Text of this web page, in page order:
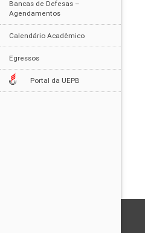
Bancas de Defesas –
Agendamentos
Calendário Acadêmico
Egressos
Portal da UEPB